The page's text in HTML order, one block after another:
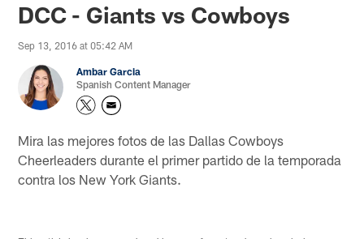
DCC - Giants vs Cowboys
Sep 13, 2016 at 05:42 AM
Ambar Garcia
Spanish Content Manager
Mira las mejores fotos de las Dallas Cowboys
Cheerleaders durante el primer partido de la temporada
contra los New York Giants.